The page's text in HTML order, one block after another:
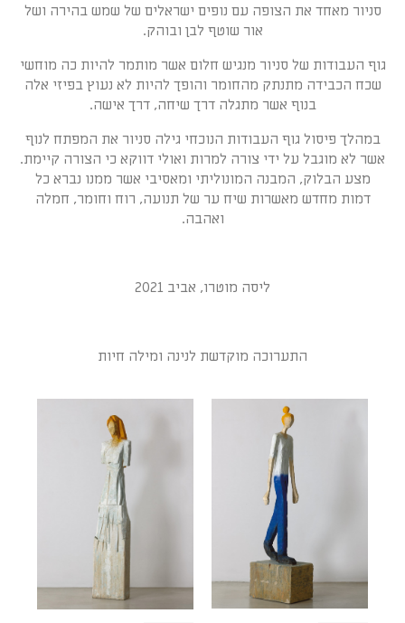
סניור מאחד את הצופה עם נופים ישראלים של שמש בהירה ושל
אור שוטף לבן ובוהק.
גוף העבודות של סניור מנגיש חלום אשר מותמר להיות כה מוחשי
שכח הכבידה מתנתק מהחומר והופך להיות לא נעוץ בפיזי אלה
בנוף אשר מתגלה דרך שיחה, דרך אישה.
במהלך פיסול גוף העבודות הנוכחי גילה סניור את המפתח לנוף
אשר לא מוגבל על ידי צורה למרות ואולי דווקא כי הצורה קיימת.
מצע הבלוק, המבנה המונוליתי ומאסיבי אשר ממנו נברא כל
דמות מחדש מאשרות שיח ער של תנועה, רוח וחומר, חמלה
ואהבה.
ליסה מוטרו, אביב 2021
התערוכה מוקדשת לנינה ומילה חיות